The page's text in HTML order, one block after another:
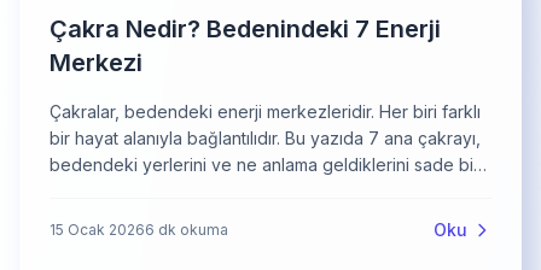
Çakra Nedir? Bedenindeki 7 Enerji
Merkezi
Çakralar, bedendeki enerji merkezleridir. Her biri farklı
bir hayat alanıyla bağlantılıdır. Bu yazıda 7 ana çakrayı,
bedendeki yerlerini ve ne anlama geldiklerini sade bir
15 Ocak 20266 dk okuma Oku